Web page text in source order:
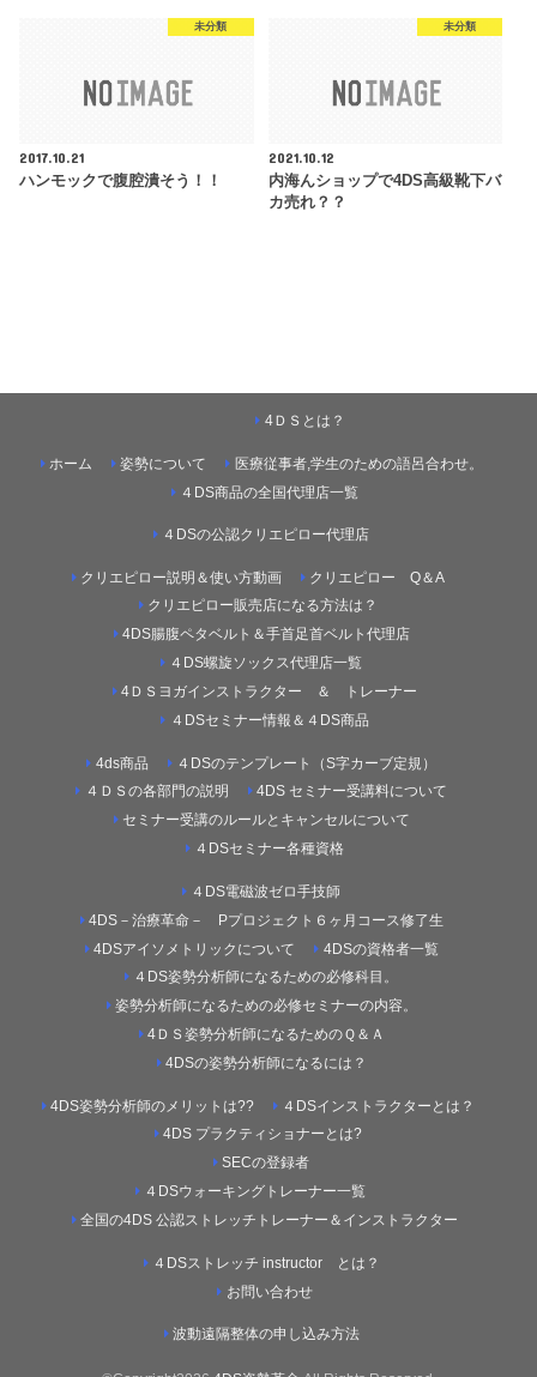
未分類
2017.10.21
ハンモックで腹腔潰そう！！
未分類
2021.10.12
内海んショップで4DS高級靴下バ
カ売れ？？
ホーム
4ＤＳとは？
姿勢について
医療従事者,学生のための語呂合わせ。
４DS商品の全国代理店一覧
４DSの公認クリエピロー代理店
クリエピロー説明＆使い方動画
クリエピロー Q＆A
クリエピロー販売店になる方法は？
4DS腸腹ペタベルト＆手首足首ベルト代理店
４DS螺旋ソックス代理店一覧
4ＤＳヨガインストラクター ＆ トレーナー
４DSセミナー情報＆４DS商品
4ds商品
４DSのテンプレート（S字カーブ定規）
４ＤＳの各部門の説明
4DS セミナー受講料について
セミナー受講のルールとキャンセルについて
４DSセミナー各種資格
４DS電磁波ゼロ手技師
4DS－治療革命－ Pプロジェクト６ヶ月コース修了生
4DSアイソメトリックについて
4DSの資格者一覧
４DS姿勢分析師になるための必修科目。
姿勢分析師になるための必修セミナーの内容。
4ＤＳ姿勢分析師になるためのＱ＆Ａ
4DSの姿勢分析師になるには？
4DS姿勢分析師のメリットは??
４DSインストラクターとは？
4DS プラクティショナーとは?
SECの登録者
４DSウォーキングトレーナー一覧
全国の4DS 公認ストレッチトレーナー＆インストラクター
４DSストレッチ instructor とは？
お問い合わせ
波動遠隔整体の申し込み方法